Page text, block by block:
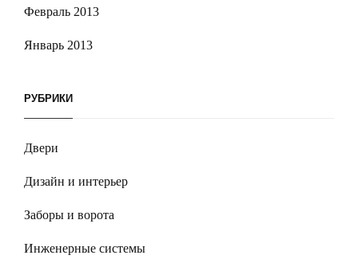
Февраль 2013
Январь 2013
РУБРИКИ
Двери
Дизайн и интерьер
Заборы и ворота
Инженерные системы